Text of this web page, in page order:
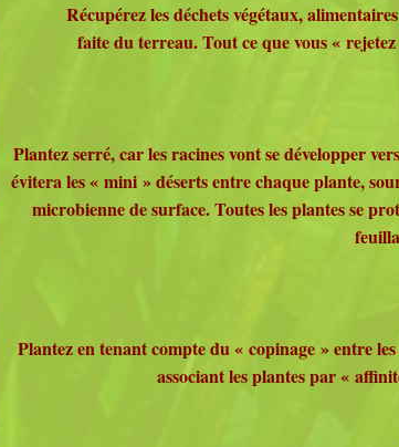
Récupérez les déchets végétaux,
faite du terreau. Tout ce que vous «
Plantez serré, car les racines vont se développer
évitera les « mini » déserts entre chaque plante,
microbienne de surface. Toutes les plantes se
Plantez en tenant compte du « copinage » entre
associant les plantes par «